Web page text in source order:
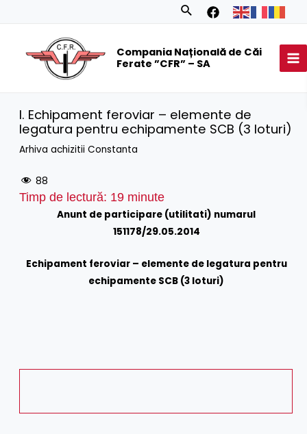
Search
Compania Națională de Căi
Ferate ”CFR” – SA
I. Echipament feroviar – elemente de
legatura pentru echipamente SCB (3 loturi)
Arhiva achizitii Constanta
88
Timp de lectură: 19 minute
Anunt de participare (utilitati) numarul
151178/29.05.2014
Echipament feroviar – elemente de legatura pentru
echipamente SCB (3 loturi)